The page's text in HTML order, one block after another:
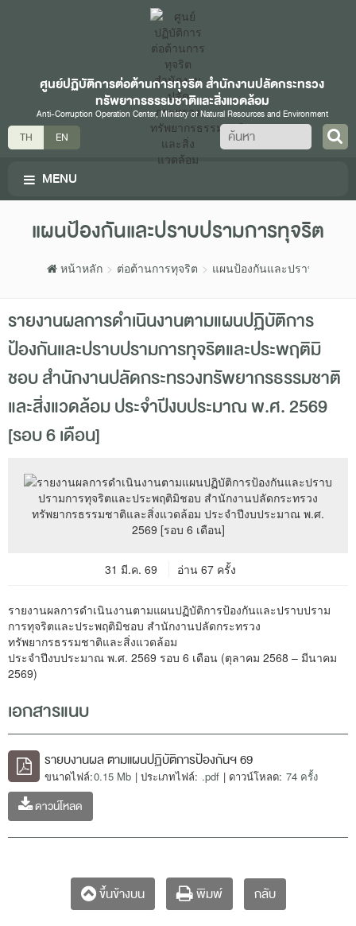
ศูนย์ปฏิบัติการต่อต้านการทุจริต สำนักงานปลัดกระทรวง
ทรัพยากรธรรมชาติและสิ่งแวดล้อม
Anti-Corruption Operation Center, Ministry of Natural Resources and Environment
TH EN ค้นหา
MENU
แผนป้องกันและปราบปรามการทุจริต
หน้าหลัก ต่อต้านการทุจริต แผนป้องกันและปราบปรามก
รายงานผลการดำเนินงานตามแผนปฏิบัติการ
ป้องกันและปราบปรามการทุจริตและประพฤติมิ
ชอบ สำนักงานปลัดกระทรวงทรัพยากรธรรมชาติ
และสิ่งแวดล้อม ประจำปีงบประมาณ พ.ศ. 2569
[รอบ 6 เดือน]
31 มี.ค. 69 อ่าน 67 ครั้ง
รายงานผลการดำเนินงานตามแผนปฏิบัติการป้องกันและปราบปราม
การทุจริตและประพฤติมิชอบ สำนักงานปลัดกระทรวง
ทรัพยากรธรรมชาติและสิ่งแวดล้อม
ประจำปีงบประมาณ พ.ศ. 2569 รอบ 6 เดือน (ตุลาคม 2568 – มีนาคม
2569)
เอกสารแนบ
รายบงานผล ตามแผนปฏิบัติการป้องกันฯ 69
ขนาดไฟล์:0.15 Mb | ประเภทไฟล์: .pdf | ดาวน์โหลด: 74 ครั้ง
ดาวน์โหลด
ขึ้นข้างบน พิมพ์ กลับ